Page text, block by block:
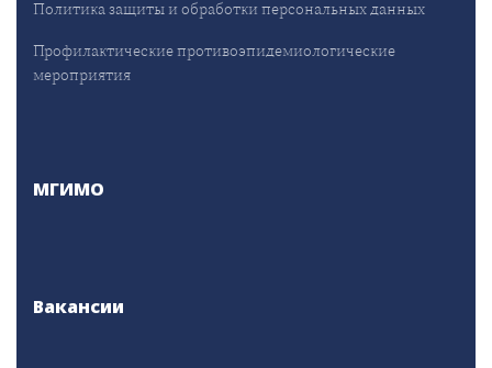
Политика защиты и обработки персональных данных
Профилактические противоэпидемиологические
мероприятия
МГИМО
Вакансии